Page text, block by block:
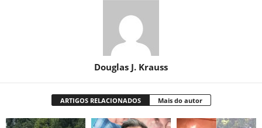
Douglas J. Krauss
ARTIGOS RELACIONADOS Mais do autor